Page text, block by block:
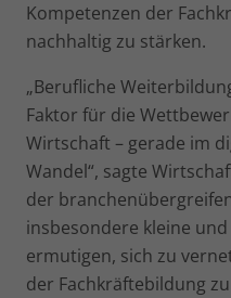
Kompetenzen der
nachhaltig zu stärken.
„Berufliche
Faktor für die
Wirtschaft – gerade im
Wandel“, sagte
der
insbesondere kleine
ermutigen, sich zu
der Fachkräftebildung